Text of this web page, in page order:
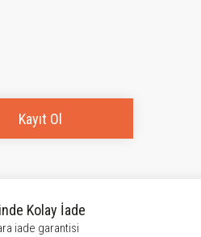
Kayıt Ol
Kolay İade
iade garantisi